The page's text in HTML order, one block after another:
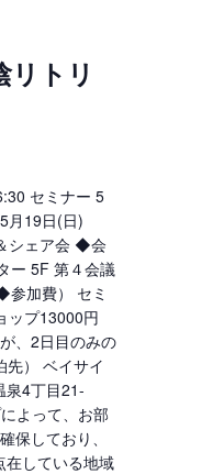
トリ
セミナー 5
月19日(日)
シェア会 ◆会
ー 5F 第４会議
加費） セミ
ップ13000円
、2日目のみの
） ベイサイ
泉4丁目21-
よって、お部
保しており、
在している地域